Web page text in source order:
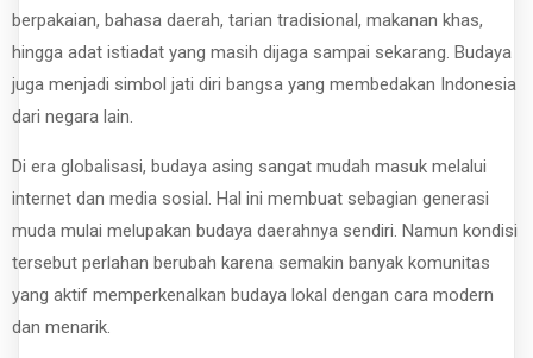
berpakaian, bahasa daerah, tarian tradisional, makanan khas,
hingga adat istiadat yang masih dijaga sampai sekarang. Budaya
juga menjadi simbol jati diri bangsa yang membedakan Indonesia
dari negara lain.
Di era globalisasi, budaya asing sangat mudah masuk melalui
internet dan media sosial. Hal ini membuat sebagian generasi
muda mulai melupakan budaya daerahnya sendiri. Namun kondisi
tersebut perlahan berubah karena semakin banyak komunitas
yang aktif memperkenalkan budaya lokal dengan cara modern
dan menarik.